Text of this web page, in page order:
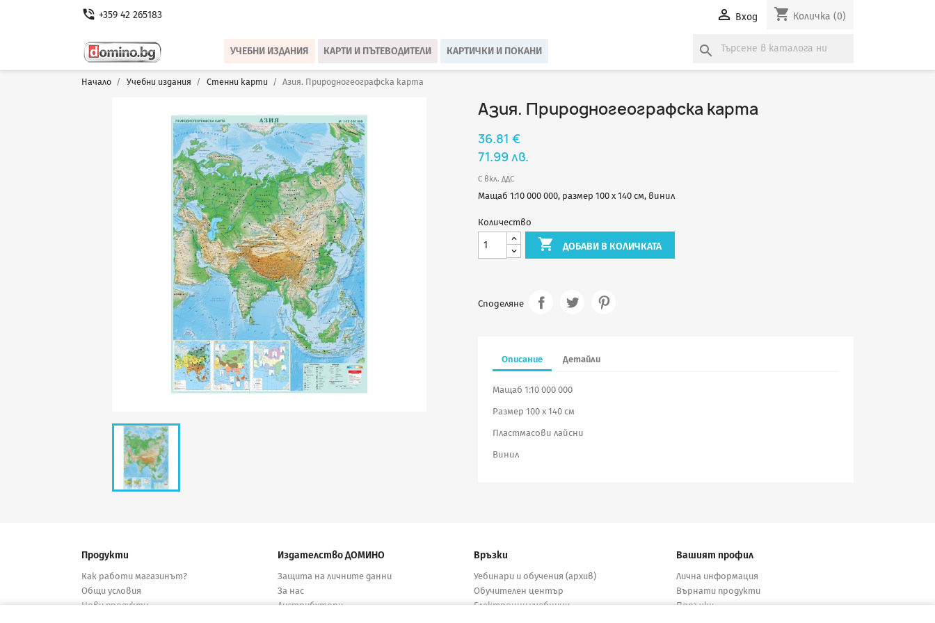
phone_in_talk +359 42 265183  Вход shopping_cart Количка (0)
УЧЕБНИ ИЗДАНИЯ КАРТИ И ПЪТЕВОДИТЕЛИ КАРТИЧКИ И ПОКАНИ search
Начало Учебни издания Стенни карти Азия. Природногеографска карта
Азия. Природногеографска карта
36.81 €
71.99 лв.
С вкл. ДДС
Мащаб 1:10 000 000, размер 100 х 140 см, винил
Количество
 ДОБАВИ В КОЛИЧКАТА
Споделяне
Описание Детайли
Мащаб 1:10 000 000
Размер 100 х 140 см
Пластмасови лайсни
Винил
Продукти
Как работи магазинът?
Общи условия
Нови продукти
Издателство ДОМИНО
Защита на личните данни
За нас
Дистрибутори
Връзки
Уебинари и обучения (архив)
Обучителен център
Електронни учебници
Вашият профил
Лична информация
Върнати продукти
Поръчки